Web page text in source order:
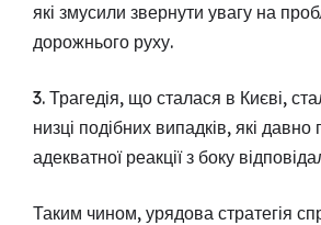
які змусили звернути увагу на
дорожнього руху.
3. Трагедія, що сталася в Києві,
низці подібних випадків, які
адекватної реакції з боку
Таким чином, урядова стратегія